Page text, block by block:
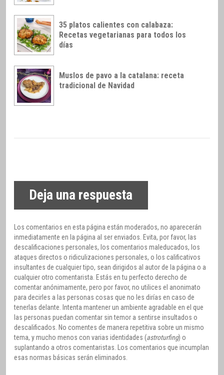
35 platos calientes con calabaza:
Recetas vegetarianas para todos los
días
Muslos de pavo a la catalana: receta
tradicional de Navidad
Deja una respuesta
Los comentarios en esta página están moderados, no aparecerán
inmediatamente en la página al ser enviados. Evita, por favor, las
descalificaciones personales, los comentarios maleducados, los
ataques directos o ridiculizaciones personales, o los calificativos
insultantes de cualquier tipo, sean dirigidos al autor de la página o a
cualquier otro comentarista. Estás en tu perfecto derecho de
comentar anónimamente, pero por favor, no utilices el anonimato
para decirles a las personas cosas que no les dirías en caso de
tenerlas delante. Intenta mantener un ambiente agradable en el que
las personas puedan comentar sin temor a sentirse insultados o
descalificados. No comentes de manera repetitiva sobre un mismo
tema, y mucho menos con varias identidades (astroturfing) o
suplantando a otros comentaristas. Los comentarios que incumplan
esas normas básicas serán eliminados.